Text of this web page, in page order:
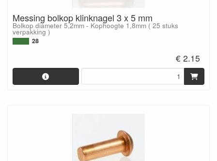
Messing bolkop klinknagel 3 x 5 mm
Bolkop diameter 5,2mm - Kophoogte 1,8mm ( 25 stuks
verpakking )
28
€ 2.15